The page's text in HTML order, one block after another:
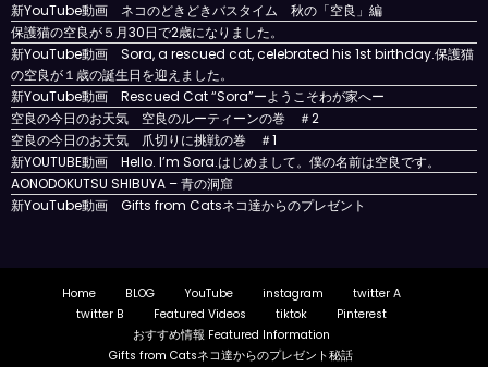
新YouTube動画 ネコのどきどきバスタイム 秋の「空良」編
保護猫の空良が５月30日で2歳になりました。
新YouTube動画 Sora, a rescued cat, celebrated his 1st birthday.保護猫
の空良が１歳の誕生日を迎えました。
新YouTube動画 Rescued Cat “Sora”ーようこそわが家へー
空良の今日のお天気 空良のルーティーンの巻 ＃2
空良の今日のお天気 爪切りに挑戦の巻 ＃1
新YOUTUBE動画 Hello. I’m Sora.はじめまして。僕の名前は空良です。
AONODOKUTSU SHIBUYA – 青の洞窟
新YouTube動画 Gifts from Catsネコ達からのプレゼント
Home BLOG YouTube instagram
twitter A
twitter B
Featured Videos tiktok
Pinterest
おすすめ情報 Featured Information
Gifts from Catsネコ達からのプレゼント秘話